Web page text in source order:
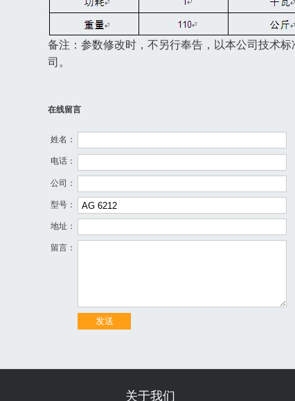
备注：参数修改时，不另行奉告，以本公司技术
司。
在线留言
姓名：
电话：
公司：
型号：
地址：
留言：
关于我们